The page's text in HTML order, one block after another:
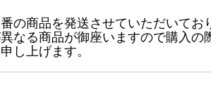
の商品を発送させていただいてお
なる商品が御座いますので購入の
し上げます。